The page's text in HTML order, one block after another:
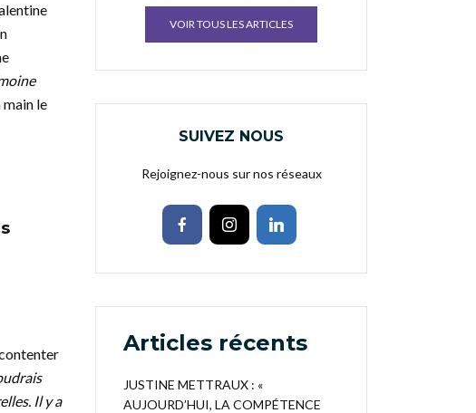
le
Il y a
VOIR TOUS LES ARTICLES
SUIVEZ NOUS
Rejoignez-nous sur nos réseaux
Articles récents
JUSTINE METTRAUX : «
AUJOURD’HUI, LA COMPÉTENCE